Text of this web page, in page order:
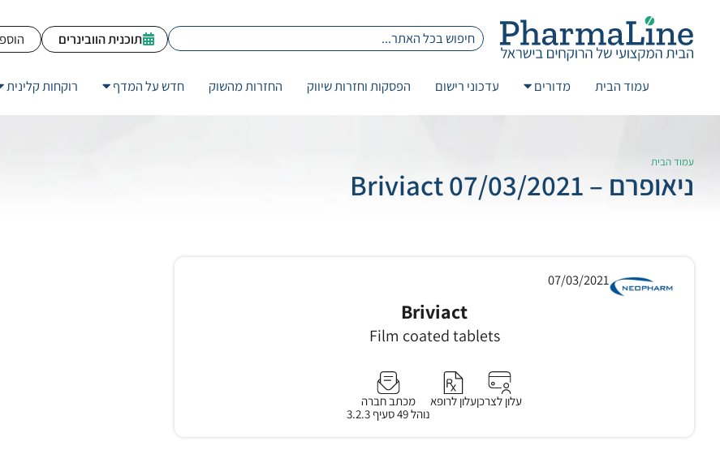
תוכנית הוובינרים
עמוד הבית מדורים עדכוני רישום הפסקות וחזרות שיווק החזרות מהשוק חדש על המדף רוקחות קלינית
עמוד הבית
ניאופרם – 07/03/2021 Briviact
07/03/2021
Briviact
Film coated tablets
עלון לצרכןעלון לרופא
מכתב חברה
נוהל 49 סעיף 3.2.3